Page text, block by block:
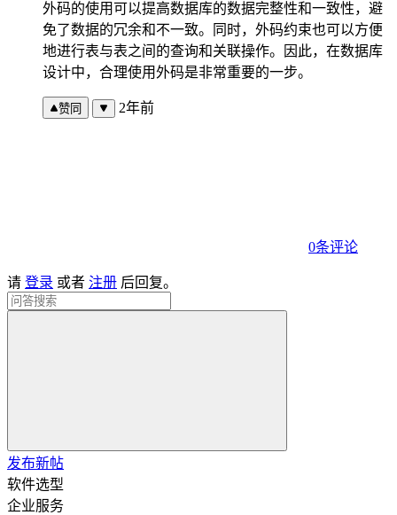
外码的使用可以提高数据库的数据完整性和一致性，避
免了数据的冗余和不一致。同时，外码约束也可以方便
地进行表与表之间的查询和关联操作。因此，在数据库
设计中，合理使用外码是非常重要的一步。
赞同 2年前
0条评论
请 登录 或者 注册 后回复。
发布新帖
软件选型
企业服务